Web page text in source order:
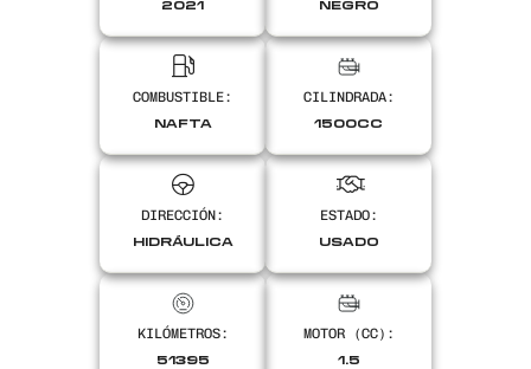
Encontranos en
2021 NEGRO
COMBUSTIBLE:
NAFTA
CILINDRADA:
1500CC
DIRECCIÓN:
HIDRÁULICA
ESTADO:
USADO
KILÓMETROS:
51395
MOTOR (CC):
1.5